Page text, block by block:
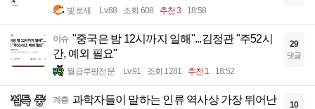
빛로제 Lv.88 조회 608 추천 3 18:58
이슈 "중국은 밤 12시까지 일해"...김정관 "주52시
간, 예외 필요"
월급루팡전문 Lv.91 조회 1281 추천 1 18:52
29
댓글
계층 과학자들이 말하는 인류 역사상 가장 뛰어난
10